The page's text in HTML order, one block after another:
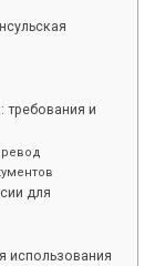
требования и
для
использования